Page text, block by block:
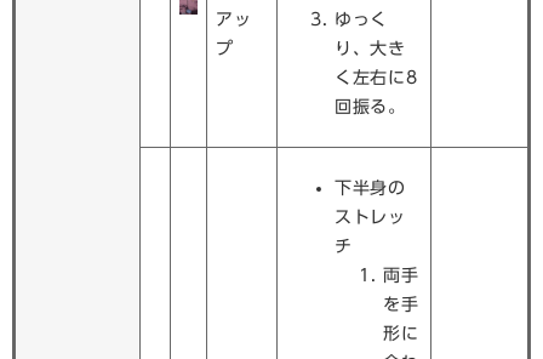
アッ
プ
ゆっく
り、大き
く左右に8
回振る。
下半身の
ストレッ
チ
両手
を手
形に